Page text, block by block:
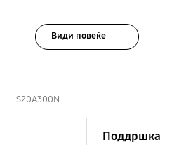
Види повеќе
S20A300N
Поддршка